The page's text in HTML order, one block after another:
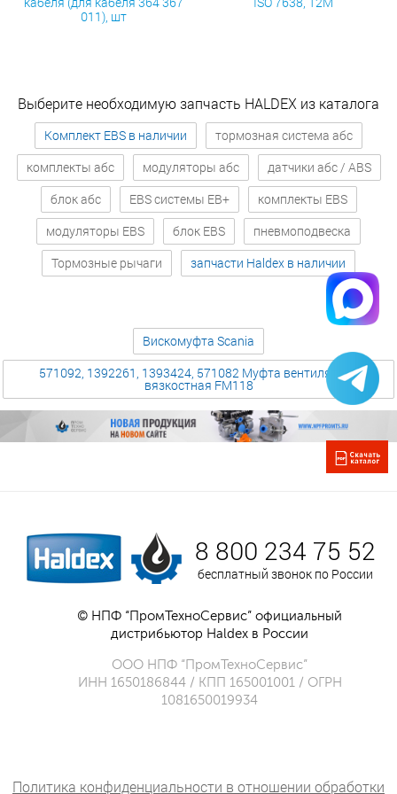
011), шт
Выберите необходимую запчасть HALDEX из каталога
Комплект EBS в наличии
тормозная система абс
комплекты абс
модуляторы абс
датчики абс / ABS
блок абс
EBS системы EB+
комплекты EBS
модуляторы EBS
блок EBS
пневмоподвеска
Тормозные рычаги
запчасти Haldex в наличии
Вискомуфта Scania
571092, 1392261, 1393424, 571082 Муфта вентилятора
вязкостная FM118
8 800 234 75 52
бесплатный звонок по России
© НПФ “ПромТехноСервис” официальный
дистрибьютор Haldex в России
ООО НПФ “ПромТехноСервис”
ИНН 1650186844 / КПП 165001001 / ОГРН
1081650019934
Политика конфиденциальности в отношении обработки